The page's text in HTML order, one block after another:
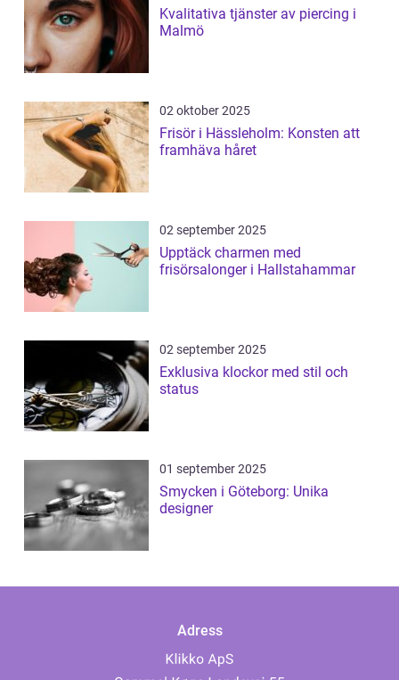
Kvalitativa tjänster av piercing i
Malmö
02 oktober 2025
Frisör i Hässleholm: Konsten att
framhäva håret
02 september 2025
Upptäck charmen med
frisörsalonger i Hallstahammar
02 september 2025
Exklusiva klockor med stil och
status
01 september 2025
Smycken i Göteborg: Unika
designer
Adress